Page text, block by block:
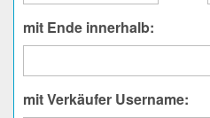
mit Ende innerhalb:
mit Verkäufer Username: